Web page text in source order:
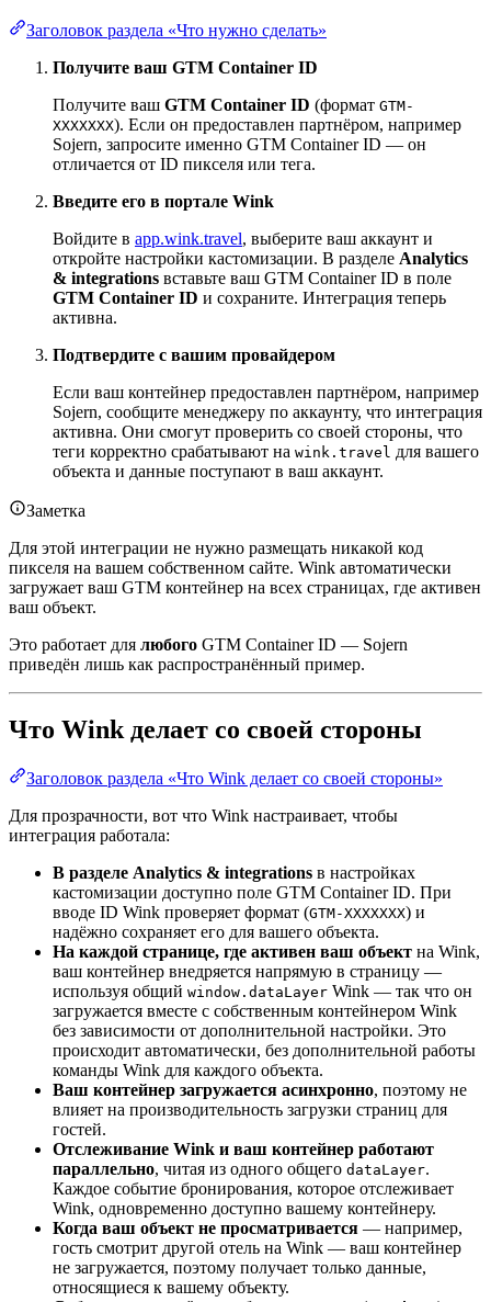
Заголовок раздела «Что нужно сделать»
Получите ваш GTM Container ID
Получите ваш GTM Container ID (формат GTM-
XXXXXXX). Если он предоставлен партнёром, например
Sojern, запросите именно GTM Container ID — он
отличается от ID пикселя или тега.
Введите его в портале Wink
Войдите в app.wink.travel, выберите ваш аккаунт и
откройте настройки кастомизации. В разделе Analytics
& integrations вставьте ваш GTM Container ID в поле
GTM Container ID и сохраните. Интеграция теперь
активна.
Подтвердите с вашим провайдером
Если ваш контейнер предоставлен партнёром, например
Sojern, сообщите менеджеру по аккаунту, что интеграция
активна. Они смогут проверить со своей стороны, что
теги корректно срабатывают на wink.travel для вашего
объекта и данные поступают в ваш аккаунт.
Заметка
Для этой интеграции не нужно размещать никакой код
пикселя на вашем собственном сайте. Wink автоматически
загружает ваш GTM контейнер на всех страницах, где активен
ваш объект.
Это работает для любого GTM Container ID — Sojern
приведён лишь как распространённый пример.
Что Wink делает со своей стороны
Заголовок раздела «Что Wink делает со своей стороны»
Для прозрачности, вот что Wink настраивает, чтобы
интеграция работала:
В разделе Analytics & integrations в настройках
кастомизации доступно поле GTM Container ID. При
вводе ID Wink проверяет формат (GTM-XXXXXXX) и
надёжно сохраняет его для вашего объекта.
На каждой странице, где активен ваш объект на Wink,
ваш контейнер внедряется напрямую в страницу —
используя общий window.dataLayer Wink — так что он
загружается вместе с собственным контейнером Wink
без зависимости от дополнительной настройки. Это
происходит автоматически, без дополнительной работы
команды Wink для каждого объекта.
Ваш контейнер загружается асинхронно, поэтому не
влияет на производительность загрузки страниц для
гостей.
Отслеживание Wink и ваш контейнер работают
параллельно, читая из одного общего dataLayer.
Каждое событие бронирования, которое отслеживает
Wink, одновременно доступно вашему контейнеру.
Когда ваш объект не просматривается — например,
гость смотрит другой отель на Wink — ваш контейнер
не загружается, поэтому получает только данные,
относящиеся к вашему объекту.